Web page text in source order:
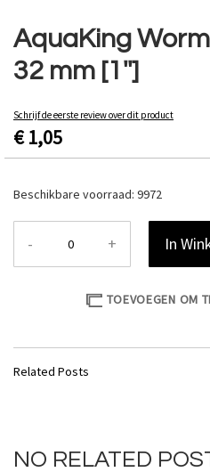
AquaKing
32 mm [1'']
Schrijf de eerste review over dit product
€ 1,05
Beschikbare voorraad: 9972
- + In
TOEVOEGEN OM
naar
het
begin
van
afbeeldingen-
gallerij
Related Posts
NO RELATED